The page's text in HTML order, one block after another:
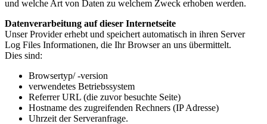
und welche Art von Daten zu welchem Zweck erhoben werden.
Datenverarbeitung auf dieser Internetseite
Unser Provider erhebt und speichert automatisch in ihren Server
Log Files Informationen, die Ihr Browser an uns übermittelt.
Dies sind:
Browsertyp/ -version
verwendetes Betriebssystem
Referrer URL (die zuvor besuchte Seite)
Hostname des zugreifenden Rechners (IP Adresse)
Uhrzeit der Serveranfrage.